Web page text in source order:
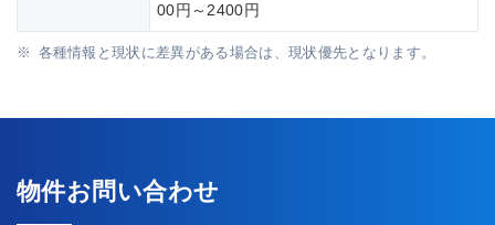
00円～2400円
各種情報と現状に差異がある場合は、現状優先となります。
物件お問い合わせ